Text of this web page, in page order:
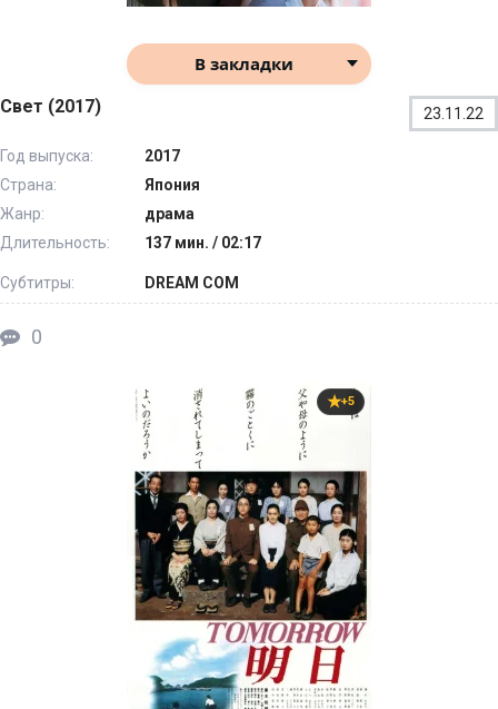
В закладки
Свет (2017) 23.11.22
Год выпуска:
2017
Страна:
Япония
Жанр:
драма
Длительность:
137 мин. / 02:17
Субтитры: DREAM COM
0
+5